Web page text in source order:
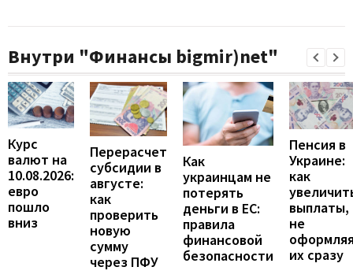
Внутри "Финансы bigmir)net"
Курс
валют на
10.08.2026:
евро
пошло
вниз
Перерасчет
субсидии в
августе:
как
проверить
новую
сумму
через ПФУ
Как
украинцам не
потерять
деньги в ЕС:
правила
финансовой
безопасности
Пенсия в
Украине:
как
выплаты,
не
их сразу